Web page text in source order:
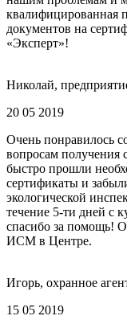
квалифицированная
документов на
«Эксперт»!
Николай,
20 05 2019
Очень понравилось
вопросам получения
быстро прошли
сертификаты и
экологической
течение 5-ти дней с
спасибо за помощь!
ИСМ в Центре.
Игорь, охранное
15 05 2019